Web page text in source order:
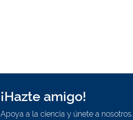
¡Hazte amigo!
Apoya a la ciencia y únete a nosotros.